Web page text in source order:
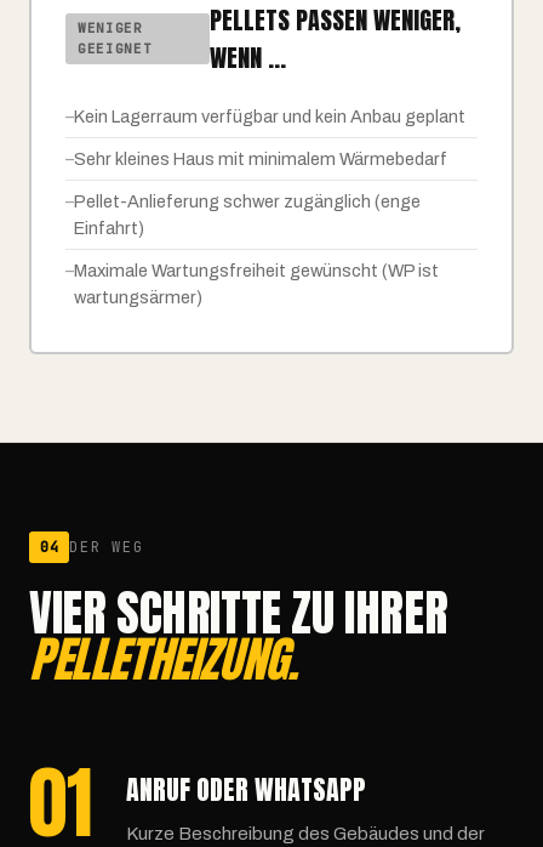
WENIGER
GEEIGNET
PELLETS PASSEN WENIGER,
WENN ...
–Kein Lagerraum verfügbar und kein Anbau geplant
–Sehr kleines Haus mit minimalem Wärmebedarf
–Pellet-Anlieferung schwer zugänglich (enge
Einfahrt)
–Maximale Wartungsfreiheit gewünscht (WP ist
wartungsärmer)
04 DER WEG
VIER SCHRITTE ZU IHRER
PELLETHEIZUNG.
01 ANRUF ODER WHATSAPP
Kurze Beschreibung des Gebäudes und der